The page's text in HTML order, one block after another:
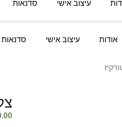
עיצוב אישי סדנאות
אודות עיצוב אישי סדנאות